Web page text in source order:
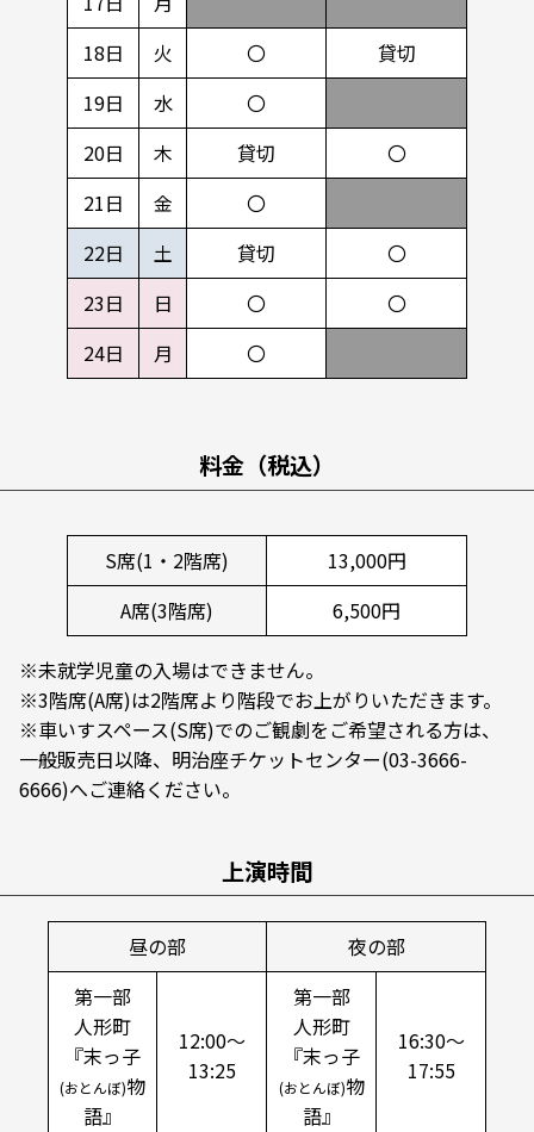
18日
火 〇
貸切
19日
水
〇
20日
木 貸切
〇
21日
金
〇
22日
土 貸切
〇
23日
日 〇
〇
24日
月 〇
料金（税込）
S席(1・2階席)
13,000円
A席(3階席)
6,500円
※未就学児童の入場はできません。
※3階席(A席)は2階席より階段でお上がりいただきます。
※車いすスペース(S席)でのご観劇をご希望される方は、
一般販売日以降、明治座チケットセンター(03-3666-
6666)へご連絡ください。
上演時間
昼の部
夜の部
第一部
人形町
『末っ子
(おとんぼ)物
語』
12:00～
13:25
第一部
人形町
『末っ子
(おとんぼ)物
語』
16:30～
17:55